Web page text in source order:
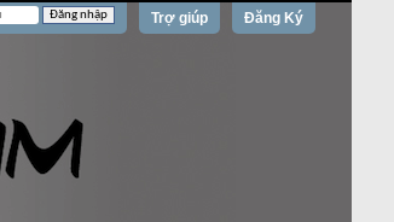
Đăng Ký
Trợ giúp